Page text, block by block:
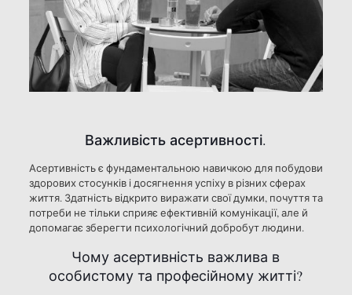
Важливість асертивності.
Асертивність є фундаментальною навичкою для побудови
здорових стосунків і досягнення успіху в різних сферах
життя. Здатність відкрито виражати свої думки, почуття та
потреби не тільки сприяє ефективній комунікації, але й
допомагає зберегти психологічний добробут людини.
Чому асертивність важлива в
особистому та професійному житті?